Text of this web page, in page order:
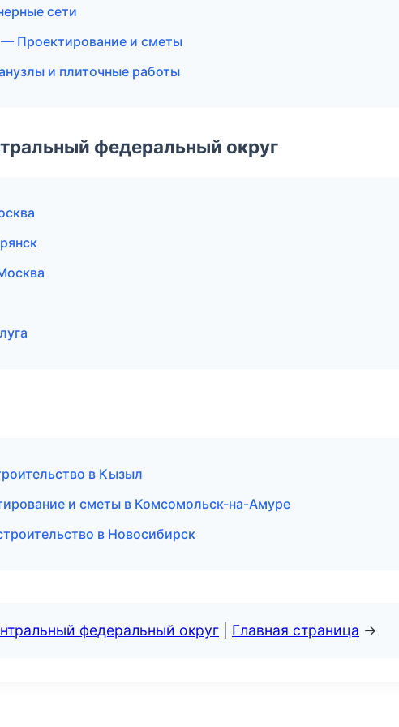
сети
Проектирование и сметы
и плиточные работы
федеральный округ
в Кызыл
и сметы в Комсомольск-на-Амуре
в Новосибирск
федеральный округ Главная страница →